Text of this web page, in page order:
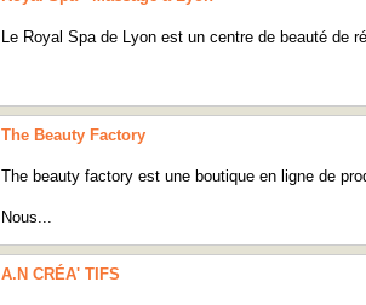
Le Royal Spa de Lyon est un centre de beauté de
The Beauty Factory
The beauty factory est une boutique en ligne de
Nous...
A.N CRÉA' TIFS